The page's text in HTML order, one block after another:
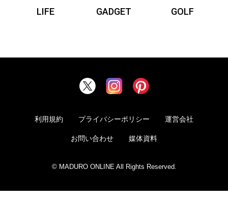
LIFE GADGET GOLF
利用規約 プライバシーポリシー 運営会社
お問い合わせ 媒体資料
© MADURO ONLINE All Rights Reserved.